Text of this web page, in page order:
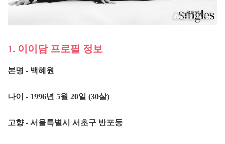
1. 이이담 프로필 정보
본명 - 백혜원
나이 - 1996년 5월 20일 (30살)
고향 - 서울특별시 서초구 반포동